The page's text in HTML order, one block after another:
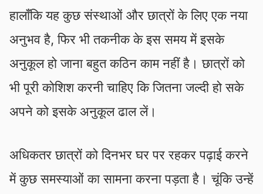
हालाँकि यह कुछ संस्थाओं और छात्रों के लिए एक नया
अनुभव है, फिर भी तकनीक के इस समय में इसके
अनुकूल हो जाना बहुत कठिन काम नहीं है। छात्रों को
भी पूरी कोशिश करनी चाहिए कि जितना जल्दी हो सके
अपने को इसके अनुकूल ढाल लें।
अधिकतर छात्रों को दिनभर घर पर रहकर पढ़ाई करने
में कुछ समस्याओं का सामना करना पड़ता है। चूंकि उन्हें